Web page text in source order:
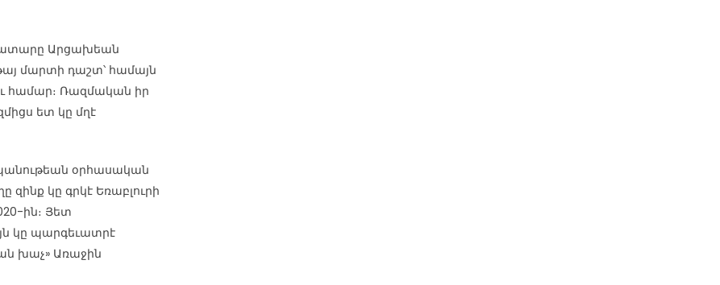
Արցախեան
մարտի դաշտ՝ համայն
համար։ Ռազմական իր
ետ կը մղէ
օրհասական
զինք կը գրկէ Եռաբլուրի
ին։ Յետ
կը պարգեւատրէ
խաչ» Առաջին